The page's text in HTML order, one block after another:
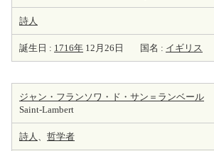
詩人
誕生日 : 1716年 12月26日 国名 : イギリス
ジャン・フランソワ・ド・サン＝ランベール
Saint-Lambert
詩人 、 哲学者